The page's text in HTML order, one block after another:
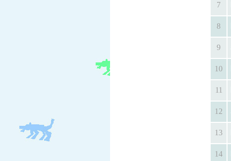
7
8
9
10
11
12
13
14